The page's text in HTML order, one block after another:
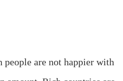
people are not happier with